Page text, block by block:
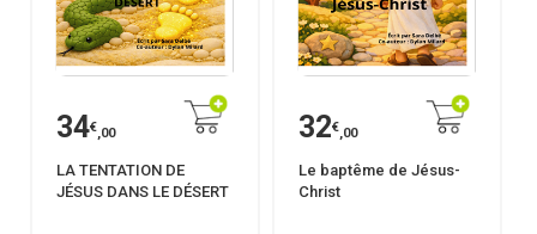
34€,00
LA TENTATION DE
JÉSUS DANS LE DÉSERT
32€,00
Le baptême de Jésus-
Christ